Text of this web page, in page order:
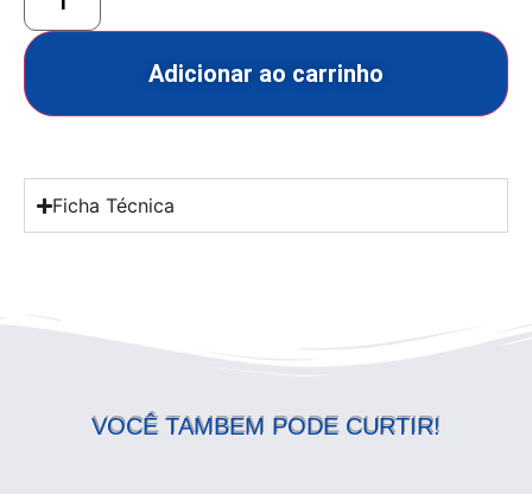
Adicionar ao carrinho
Ficha Técnica
VOCÊ TAMBEM PODE CURTIR!